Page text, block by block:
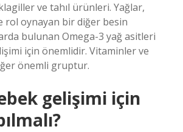
ve tahıl ürünleri. Yağlar,
rol oynayan bir diğer besin
bulunan Omega-3 yağ asitleri
için önemlidir. Vitaminler ve
önemli gruptur.
gelişimi için